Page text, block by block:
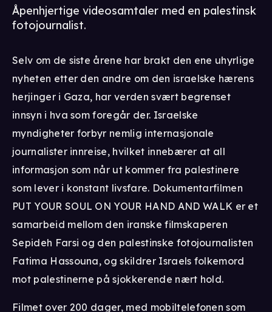
Åpenhjertige videosamtaler med en palestinsk
fotojournalist.
Selv om de siste årene har brakt den ene uhyrlige
nyheten etter den andre om den israelske hærens
herjinger i Gaza, har verden svært begrenset
innsyn i hva som foregår der. Israelske
myndigheter forbyr nemlig internasjonale
journalister innreise, hvilket innebærer at all
informasjon som når ut kommer fra palestinere
som lever i konstant livsfare. Dokumentarfilmen
PUT YOUR SOUL ON YOUR HAND AND WALK er et
samarbeid mellom den iranske filmskaperen
Sepideh Farsi og den palestinske fotojournalisten
Fatima Hassouna, og skildrer Israels folkemord
mot palestinerne på sjokkerende nært hold.
Filmet over 200 dager, med mobiltelefonen som